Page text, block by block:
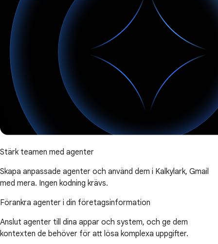
Stärk teamen med agenter
Skapa anpassade agenter och använd dem i Kalkylark, Gmail
med mera. Ingen kodning krävs.
Förankra agenter i din företagsinformation
Anslut agenter till dina appar och system, och ge dem
kontexten de behöver för att lösa komplexa uppgifter.